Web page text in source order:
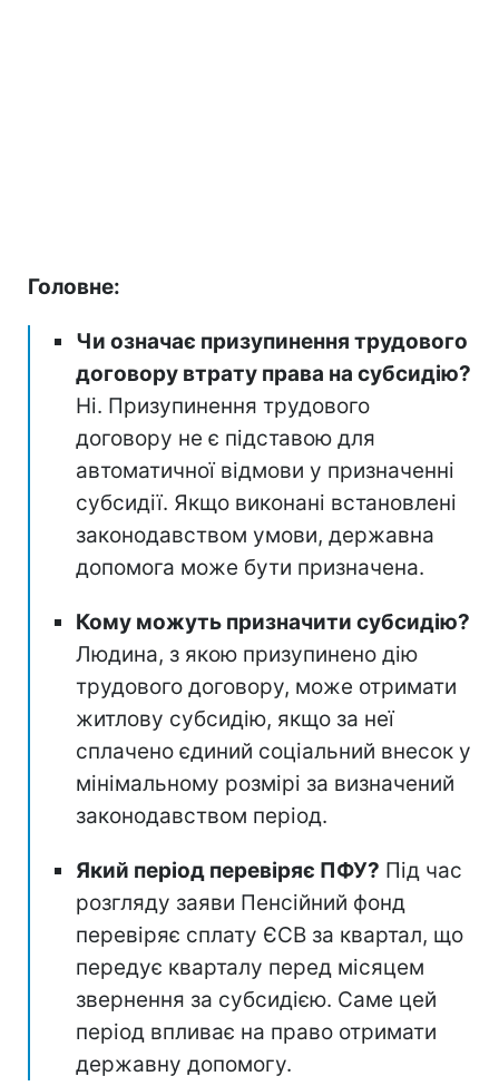
Головне:
Чи означає призупинення трудового
договору втрату права на субсидію?
Ні. Призупинення трудового
договору не є підставою для
автоматичної відмови у призначенні
субсидії. Якщо виконані встановлені
законодавством умови, державна
допомога може бути призначена.
Кому можуть призначити субсидію?
Людина, з якою призупинено дію
трудового договору, може отримати
житлову субсидію, якщо за неї
сплачено єдиний соціальний внесок у
мінімальному розмірі за визначений
законодавством період.
Який період перевіряє ПФУ? Під час
розгляду заяви Пенсійний фонд
перевіряє сплату ЄСВ за квартал, що
передує кварталу перед місяцем
звернення за субсидією. Саме цей
період впливає на право отримати
державну допомогу.